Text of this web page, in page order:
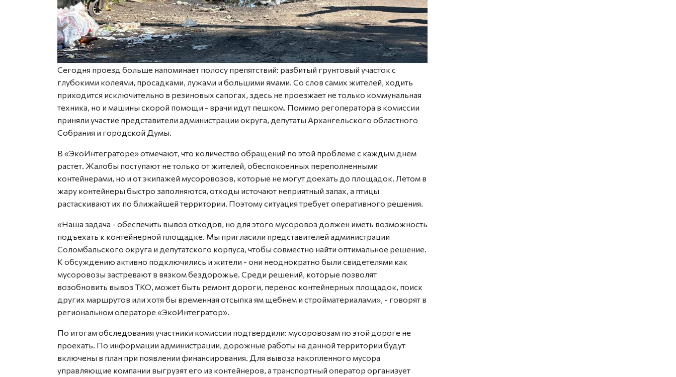
Сегодня проезд больше напоминает полосу препятствий: разбитый грунтовый участок с
глубокими колеями, просадками, лужами и большими ямами. Со слов самих жителей, ходить
приходится исключительно в резиновых сапогах, здесь не проезжает не только коммунальная
техника, но и машины скорой помощи - врачи идут пешком. Помимо регоператора в комиссии
приняли участие представители администрации округа, депутаты Архангельского областного
Собрания и городской Думы.
В «ЭкоИнтеграторе» отмечают, что количество обращений по этой проблеме с каждым днем
растет. Жалобы поступают не только от жителей, обеспокоенных переполненными
контейнерами, но и от экипажей мусоровозов, которые не могут доехать до площадок. Летом в
жару контейнеры быстро заполняются, отходы источают неприятный запах, а птицы
растаскивают их по ближайшей территории. Поэтому ситуация требует оперативного решения.
«Наша задача - обеспечить вывоз отходов, но для этого мусоровоз должен иметь возможность
подъехать к контейнерной площадке. Мы пригласили представителей администрации
Соломбальского округа и депутатского корпуса, чтобы совместно найти оптимальное решение.
К обсуждению активно подключились и жители - они неоднократно были свидетелями как
мусоровозы застревают в вязком бездорожье. Среди решений, которые позволят
возобновить вывоз ТКО, может быть ремонт дороги, перенос контейнерных площадок, поиск
других маршрутов или хотя бы временная отсыпка ям щебнем и стройматериалами», - говорят в
региональном операторе «ЭкоИнтегратор».
По итогам обследования участники комиссии подтвердили: мусоровозам по этой дороге не
проехать. По информации администрации, дорожные работы на данной территории будут
включены в план при появлении финансирования. Для вывоза накопленного мусора
управляющие компании выгрузят его из контейнеров, а транспортный оператор организует